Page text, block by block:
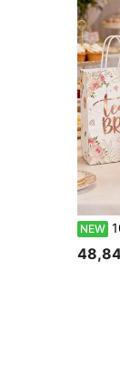
NEW 10/5 Adet